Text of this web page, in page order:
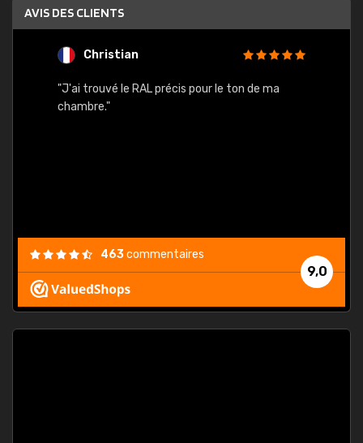
AVIS DES CLIENTS
Christian
"J'ai trouvé le RAL précis pour le ton de ma
chambre."
9,0
463commentaires